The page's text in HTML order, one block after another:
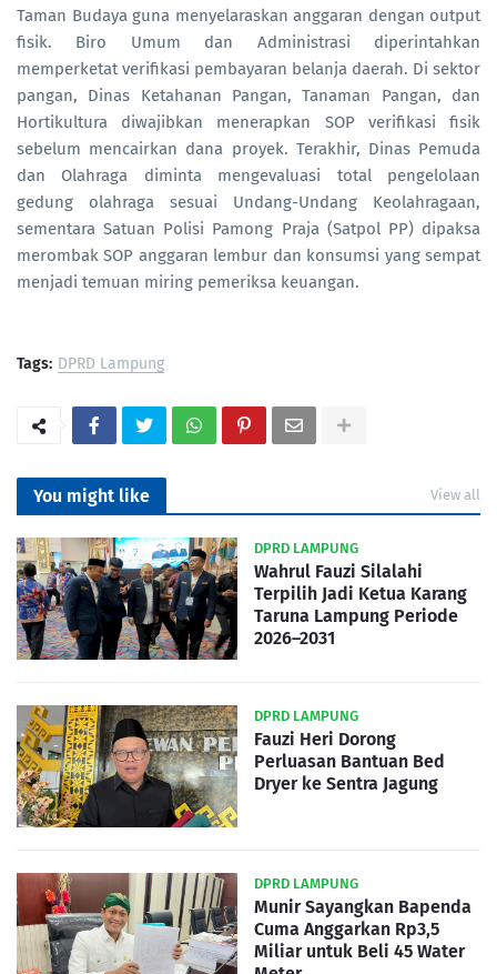
Taman Budaya guna menyelaraskan anggaran dengan output
fisik. Biro Umum dan Administrasi diperintahkan
memperketat verifikasi pembayaran belanja daerah. Di sektor
pangan, Dinas Ketahanan Pangan, Tanaman Pangan, dan
Hortikultura diwajibkan menerapkan SOP verifikasi fisik
sebelum mencairkan dana proyek. Terakhir, Dinas Pemuda
dan Olahraga diminta mengevaluasi total pengelolaan
gedung olahraga sesuai Undang-Undang Keolahragaan,
sementara Satuan Polisi Pamong Praja (Satpol PP) dipaksa
merombak SOP anggaran lembur dan konsumsi yang sempat
menjadi temuan miring pemeriksa keuangan.
Tags: DPRD Lampung
You might like View all
DPRD LAMPUNG
Wahrul Fauzi Silalahi
Terpilih Jadi Ketua Karang
Taruna Lampung Periode
2026–2031
DPRD LAMPUNG
Fauzi Heri Dorong
Perluasan Bantuan Bed
Dryer ke Sentra Jagung
DPRD LAMPUNG
Munir Sayangkan Bapenda
Cuma Anggarkan Rp3,5
Miliar untuk Beli 45 Water